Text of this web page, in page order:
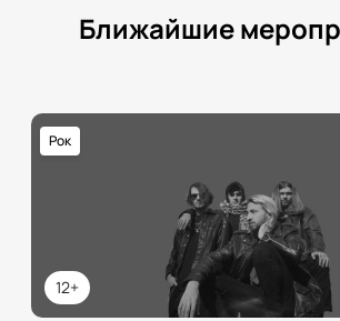
Ближайшие
12+
Рок